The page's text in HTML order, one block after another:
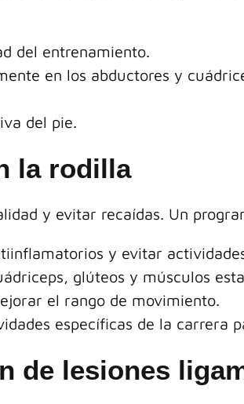
del entrenamiento.
en los abductores y
del pie.
la rodilla
y evitar recaídas. Un
y evitar
glúteos y músculos
el rango de movimiento.
específicas de la carrera
de lesiones